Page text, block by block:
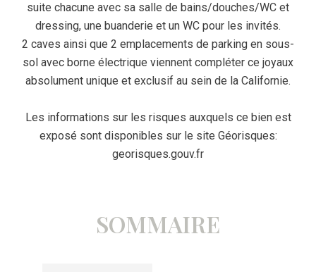
suite chacune avec sa salle de bains/douches/WC et
dressing, une buanderie et un WC pour les invités.
2 caves ainsi que 2 emplacements de parking en sous-
sol avec borne électrique viennent compléter ce joyaux
absolument unique et exclusif au sein de la Californie.
Les informations sur les risques auxquels ce bien est
exposé sont disponibles sur le site Géorisques:
georisques.gouv.fr
SOMMAIRE